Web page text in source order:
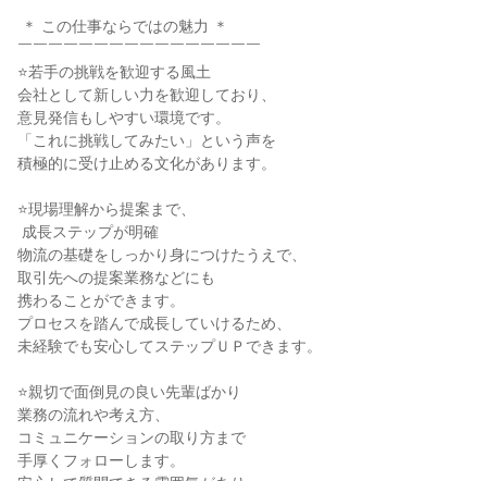
￣￣￣￣￣￣￣￣￣￣￣￣￣￣￣￣
⭐若手の挑戦を歓迎する風土
会社として新しい力を歓迎しており、
意見発信もしやすい環境です。
「これに挑戦してみたい」という声を
積極的に受け止める文化があります。
⭐現場理解から提案まで、
物流の基礎をしっかり身につけたうえで、
取引先への提案業務などにも
携わることができます。
プロセスを踏んで成長していけるため、
未経験でも安心してステップＵＰできます。
⭐親切で面倒見の良い先輩ばかり
業務の流れや考え方、
コミュニケーションの取り方まで
手厚くフォローします。